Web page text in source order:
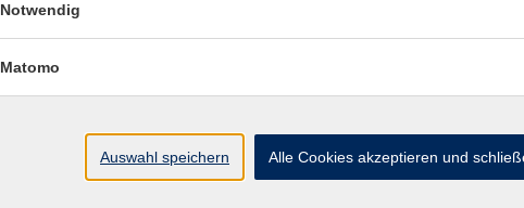
Notwendig
Matomo
Auswahl speichern Alle Cookies akzeptieren und